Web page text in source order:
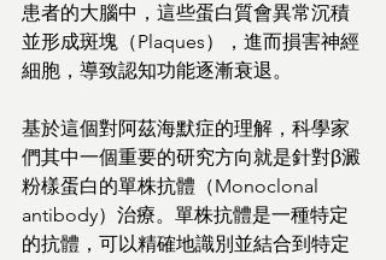
患者的大腦中，這些蛋白質會異常沉積
並形成斑塊（Plaques），進而損害神經
細胞，導致認知功能逐漸衰退。
基於這個對阿茲海默症的理解，科學家
們其中一個重要的研究方向就是針對β澱
粉樣蛋白的單株抗體（Monoclonal
antibody）治療。單株抗體是一種特定
的抗體，可以精確地識別並結合到特定